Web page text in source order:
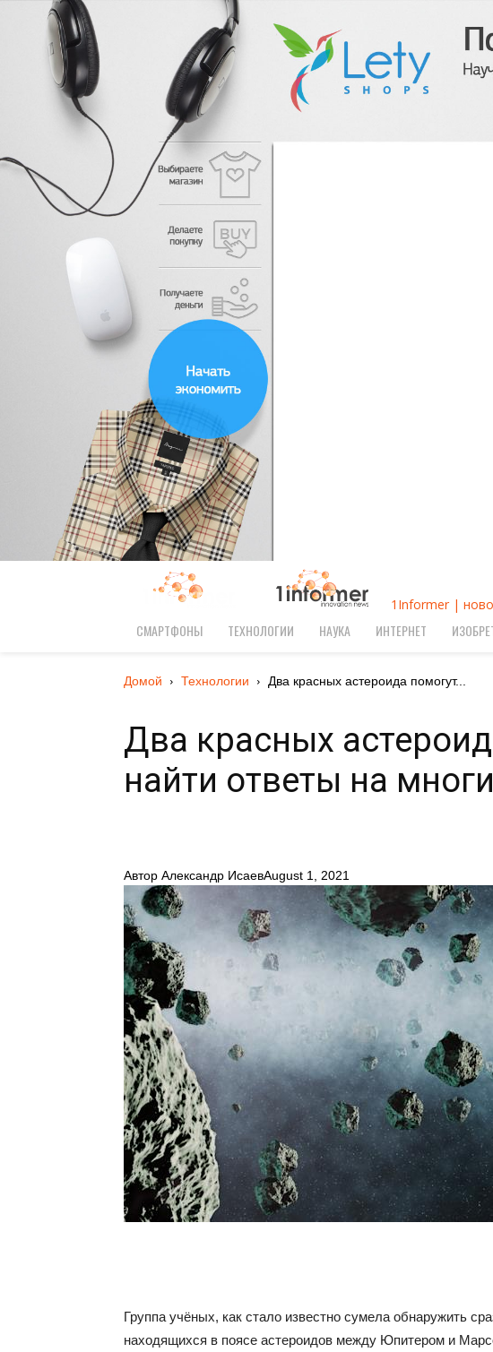
1Informer |
СМАРТФОНЫ ТЕХНОЛОГИИ НАУКА ИНТЕРНЕТ
Домой Технологии Два красных астероида помогут...
Два красных
найти ответы на
Автор Александр ИсаевAugust 1, 2021
Группа учёных, как стало известно сумела обнаружить
находящихся в поясе астероидов между Юпитером и